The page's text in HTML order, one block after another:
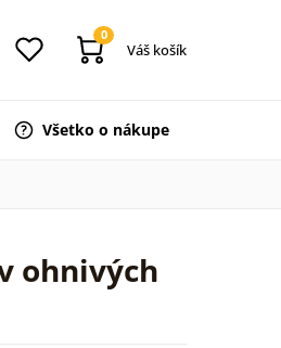
0
Váš košík
Všetko o nákupe
ohnivých